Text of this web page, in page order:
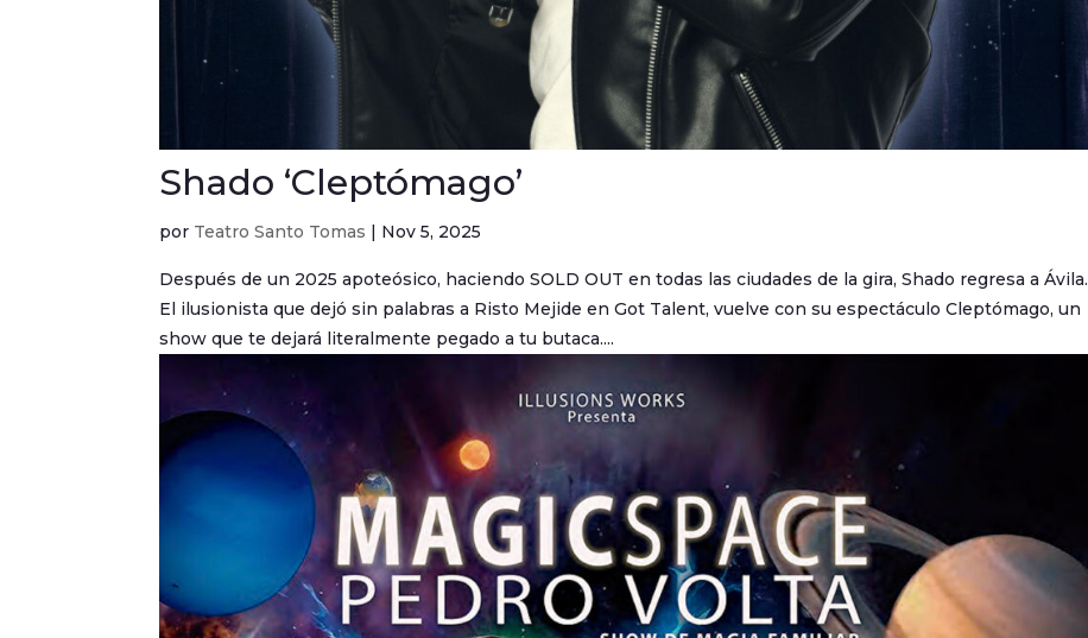
Shado ‘Cleptómago’
por Teatro Santo Tomas Nov 5, 2025
Después de un 2025 apoteósico, haciendo SOLD OUT en todas las ciudades de la gira, Shado regresa a Ávila.
El ilusionista que dejó sin palabras a Risto Mejide en Got Talent, vuelve con su espectáculo Cleptómago, un
show que te dejará literalmente pegado a tu butaca....